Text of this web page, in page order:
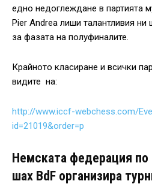
едно недоглеждане в партията
Pier Andrea лиши талантливия ни
за фазата на полуфиналите.
Крайното класиране и всички
видите на:
http://www.iccf-webchess.com/
id=21019&order=p
Немската федерация по
шах BdF организира